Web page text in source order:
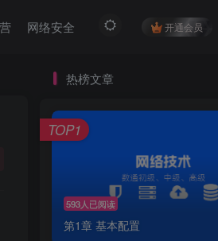
开通会员
网络安全
热榜文章
593人已阅读
第1章 基本配置
TOP1